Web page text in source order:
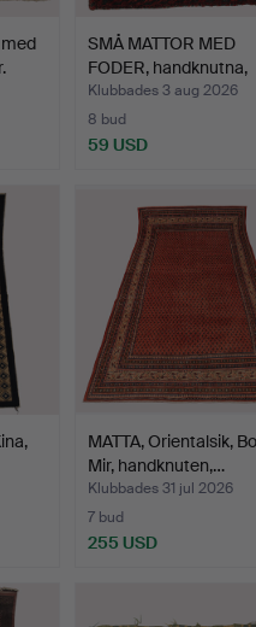
SMÅ MATTOR MED
FODER, handknutna,
oriental…
Klubbades 3 aug 2026
8 bud
59 USD
MATTA, Orientalsik,
Mir, handknuten,…
Klubbades 31 jul 2026
7 bud
255 USD